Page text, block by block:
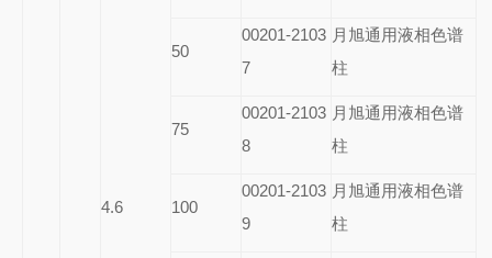
4.6
50
00201-2103
7
月旭通用液相色谱
柱
75
00201-2103
8
月旭通用液相色谱
柱
100
00201-2103
9
月旭通用液相色谱
柱